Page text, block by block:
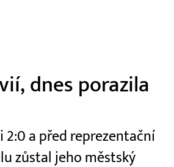
dnes porazila
2:0 a před reprezentační
zůstal jeho městský